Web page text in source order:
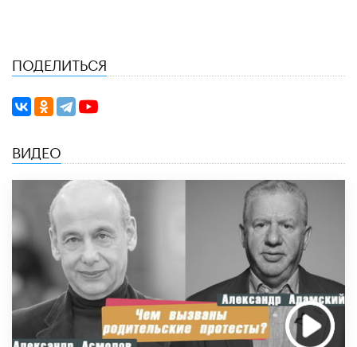
ПОДЕЛИТЬСЯ
ВИДЕО